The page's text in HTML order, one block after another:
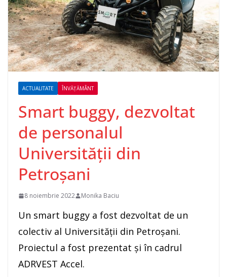
ACTUALITATE ÎNVĂȚĂMÂNT
Smart buggy, dezvoltat
de personalul
Universității din
Petroșani
8 noiembrie 2022 Monika Baciu
Un smart buggy a fost dezvoltat de un
colectiv al Universității din Petroșani.
Proiectul a fost prezentat și în cadrul
ADRVEST Accel.